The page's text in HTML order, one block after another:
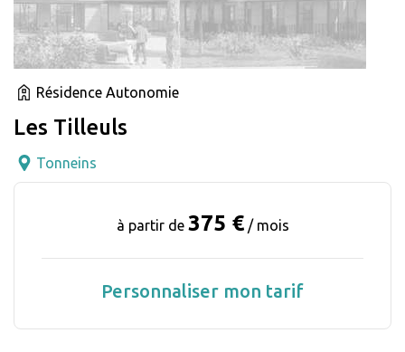
Résidence Autonomie
Les Tilleuls
Tonneins
à partir de 375 € / mois
Personnaliser mon tarif